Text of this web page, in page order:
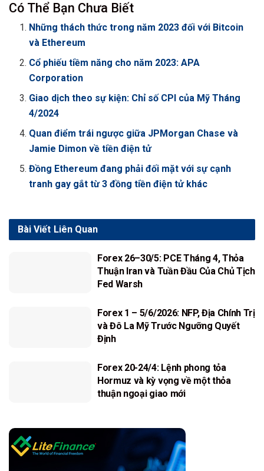
Có Thể Bạn Chưa Biết
Những thách thức trong năm 2023 đối với Bitcoin
và Ethereum
Cổ phiếu tiềm năng cho năm 2023: APA
Corporation
Giao dịch theo sự kiện: Chỉ số CPI của Mỹ Tháng
4/2024
Quan điểm trái ngược giữa JPMorgan Chase và
Jamie Dimon về tiền điện tử
Đồng Ethereum đang phải đối mặt với sự cạnh
tranh gay gắt từ 3 đồng tiền điện tử khác
Liên Quan
Bài Viết
Forex 26–30/5: PCE Tháng 4, Thỏa
Thuận Iran và Tuần Đầu Của Chủ Tịch
Fed Warsh
Forex 1 – 5/6/2026: NFP, Địa Chính Trị
và Đô La Mỹ Trước Ngưỡng Quyết
Định
Forex 20-24/4: Lệnh phong tỏa
Hormuz và kỳ vọng về một thỏa
thuận ngoại giao mới